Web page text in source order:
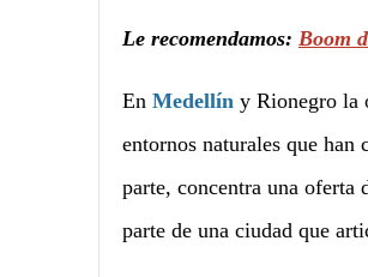
Le recomendamos: Boom
En Medellín y Rionegro la
entornos naturales que
parte, concentra una
parte de una ciudad que